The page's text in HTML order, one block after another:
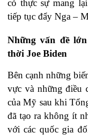
có thực sự mang
tiếp tục đẩy Nga –
Những vấn đề
thời Joe Biden
Bên cạnh những
vực và những điều
của Mỹ sau khi
đã tạo ra không ít
với các quốc gia